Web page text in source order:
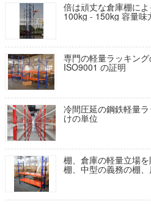
倍は頑丈な倉庫棚に
100kg - 150kg 容量味
専門の軽量ラッキン
ISO9001 の証明
冷間圧延の鋼鉄軽量
けの単位
棚、倉庫の軽量立場
棚、中型の義務の棚